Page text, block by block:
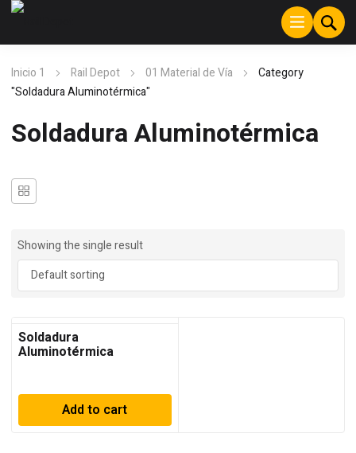
Inicio 1 Rail Depot 01 Material de Vía
Category
"Soldadura Aluminotérmica"
Soldadura Aluminotérmica
Showing the single result
Soldadura
Aluminotérmica
Add to cart